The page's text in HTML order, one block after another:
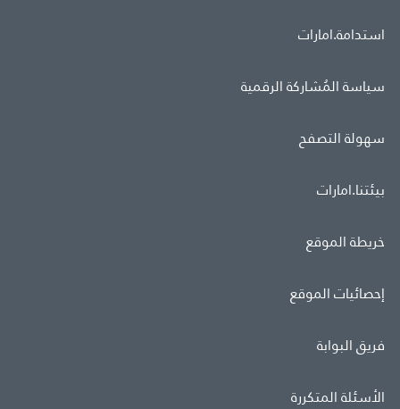
استدامة.امارات
سياسة المُشاركة الرقمية
سهولة التصفح
بيئتنا.امارات
خريطة الموقع
إحصائيات الموقع
فريق البوابة
الأسئلة المتكررة